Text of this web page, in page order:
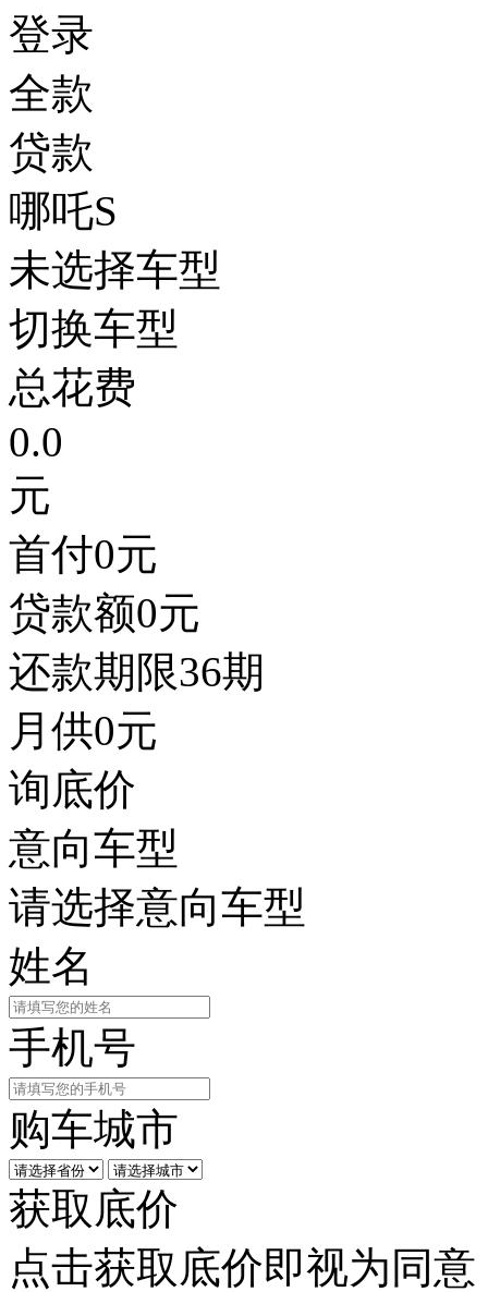
登录
全款
贷款
哪吒S
未选择车型
切换车型
总花费
0.0
元
首付0元
贷款额0元
还款期限36期
月供0元
询底价
意向车型
请选择意向车型
姓名
手机号
购车城市
获取底价
点击获取底价即视为同意